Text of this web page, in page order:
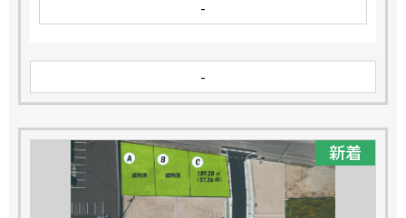
-
-
新着